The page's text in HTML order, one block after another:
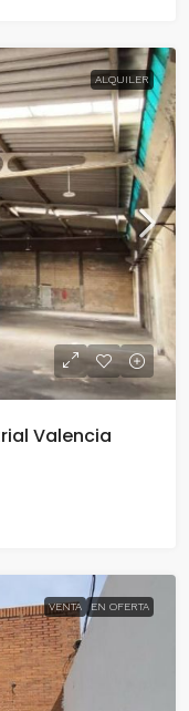
ALQUILER
Valencia
VENTA EN OFERTA